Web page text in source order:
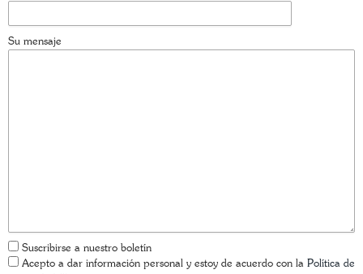
Su mensaje
Suscribirse a nuestro boletín
Acepto a dar información personal y estoy de acuerdo con la Política de